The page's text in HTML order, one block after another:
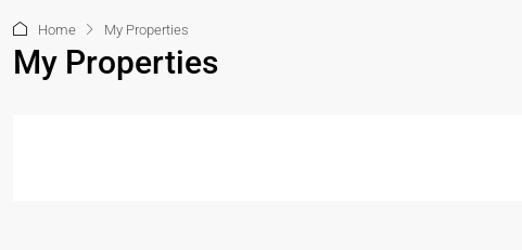
Home My Properties
My Properties